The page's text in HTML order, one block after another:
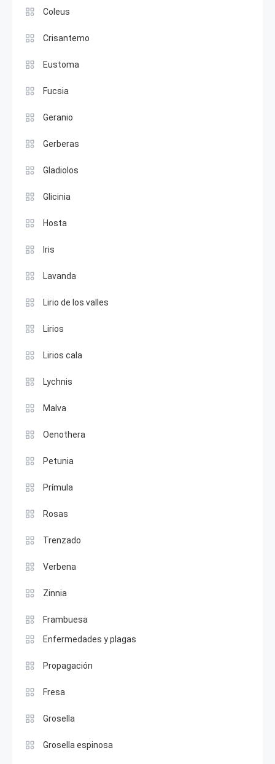
Coleus
Crisantemo
Eustoma
Fucsia
Geranio
Gerberas
Gladiolos
Glicinia
Hosta
Iris
Lavanda
Lirio de los valles
Lirios
Lirios cala
Lychnis
Malva
Oenothera
Petunia
Prímula
Rosas
Trenzado
Verbena
Zinnia
Frambuesa
Enfermedades y plagas
Propagación
Fresa
Grosella
Grosella espinosa